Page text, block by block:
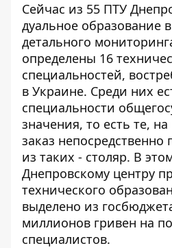
Сейчас из 55 ПТУ
дуальное образование
детального
определены 16
специальностей,
в Украине. Среди них
специальности
значения, то есть те,
заказ непосредственно
из таких - столяр. В
Днепровскому центру
технического
выделено из
миллионов гривен на
специалистов.